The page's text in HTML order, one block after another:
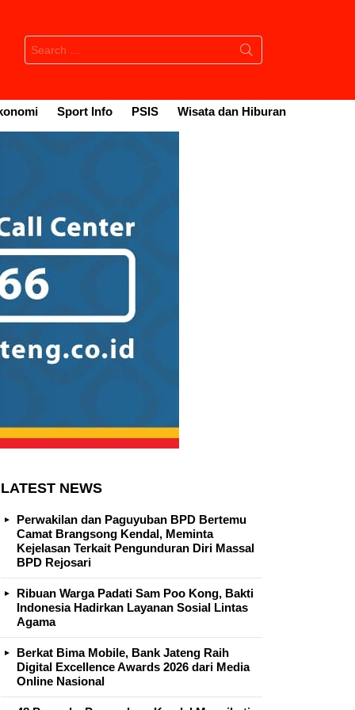
Search
for:
Sport Info PSIS Wisata dan Hiburan
LATEST NEWS
Perwakilan dan Paguyuban BPD Bertemu
Camat Brangsong Kendal, Meminta
Kejelasan Terkait Pengunduran Diri Massal
BPD Rejosari
Ribuan Warga Padati Sam Poo Kong, Bakti
Indonesia Hadirkan Layanan Sosial Lintas
Agama
Berkat Bima Mobile, Bank Jateng Raih
Digital Excellence Awards 2026 dari Media
Online Nasional